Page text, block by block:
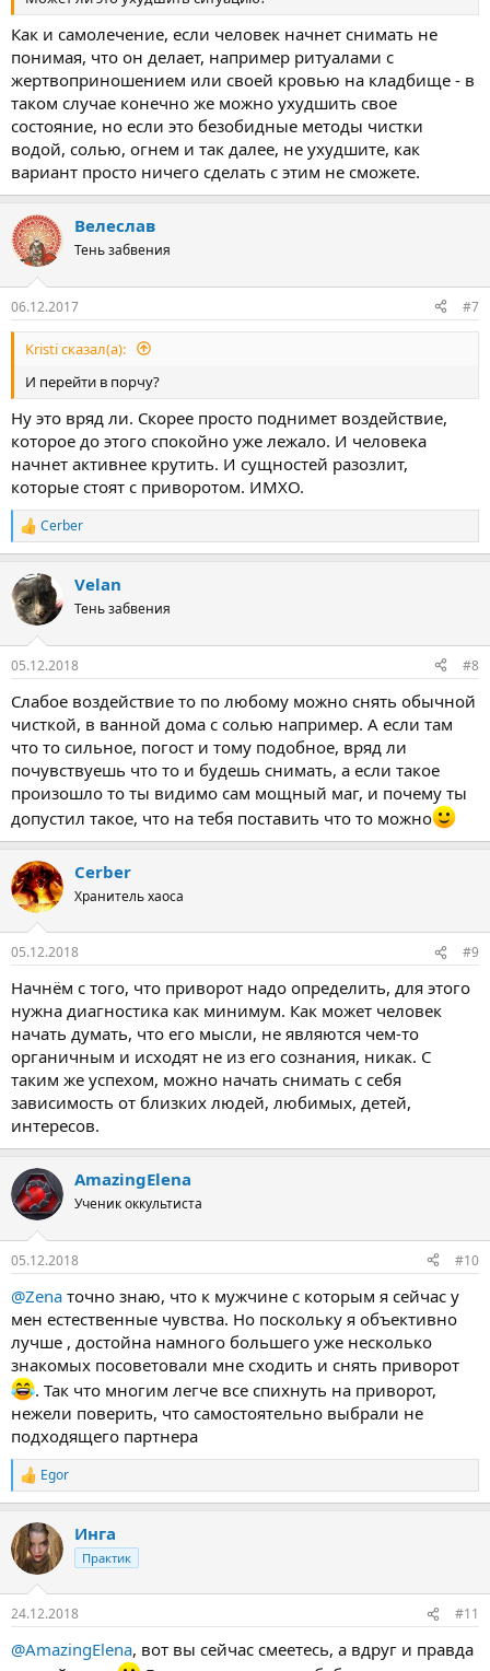
Как и самолечение, если человек начнет снимать не
понимая, что он делает, например ритуалами с
жертвоприношением или своей кровью на кладбище - в
таком случае конечно же можно ухудшить свое
состояние, но если это безобидные методы чистки
водой, солью, огнем и так далее, не ухудшите, как
вариант просто ничего сделать с этим не сможете.
Велеслав
Тень забвения
06.12.2017 #7
Kristi сказал(а):
И перейти в порчу?
Ну это вряд ли. Скорее просто поднимет воздействие,
которое до этого спокойно уже лежало. И человека
начнет активнее крутить. И сущностей разозлит,
которые стоят с приворотом. ИМХО.
Р
е
к
ц
и
Cerber
Velan
Тень забвения
05.12.2018 #8
Слабое воздействие то по любому можно снять обычной
чисткой, в ванной дома с солью например. А если там
что то сильное, погост и тому подобное, вряд ли
почувствуешь что то и будешь снимать, а если такое
произошло то ты видимо сам мощный маг, и почему ты
допустил такое, что на тебя поставить что то можно
Cerber
Хранитель хаоса
05.12.2018 #9
Начнём с того, что приворот надо определить, для этого
нужна диагностика как минимум. Как может человек
начать думать, что его мысли, не являются чем-то
органичным и исходят не из его сознания, никак. С
таким же успехом, можно начать снимать с себя
зависимость от близких людей, любимых, детей,
интересов.
AmazingElena
Ученик оккультиста
05.12.2018 #10
@Zena точно знаю, что к мужчине с которым я сейчас у
мен естественные чувства. Но поскольку я объективно
лучше , достойна намного большего уже несколько
знакомых посоветовали мне сходить и снять приворот
. Так что многим легче все спихнуть на приворот,
нежели поверить, что самостоятельно выбрали не
подходящего партнера
Р
е
к
ц
и
Egor
Инга
Практик
24.12.2018 #11
@AmazingElena, вот вы сейчас смеетесь, а вдруг и правда